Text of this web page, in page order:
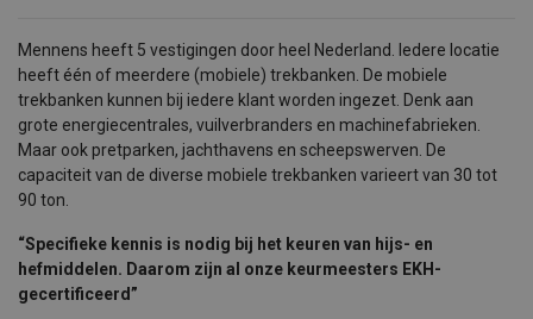
Mennens heeft 5 vestigingen door heel Nederland. Iedere locatie
heeft één of meerdere (mobiele) trekbanken. De mobiele
trekbanken kunnen bij iedere klant worden ingezet. Denk aan
grote energiecentrales, vuilverbranders en machinefabrieken.
Maar ook pretparken, jachthavens en scheepswerven. De
capaciteit van de diverse mobiele trekbanken varieert van 30 tot
90 ton.
“Specifieke kennis is nodig bij het keuren van hijs- en
hefmiddelen. Daarom zijn al onze keurmeesters EKH-
gecertificeerd”